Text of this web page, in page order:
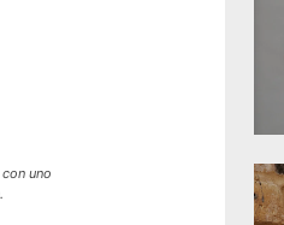
uno